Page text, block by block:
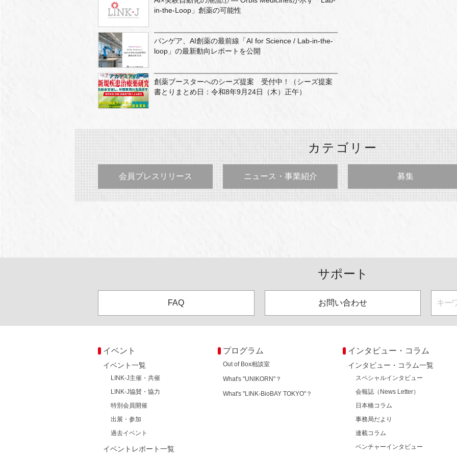
in-the-Loop」創薬の可能性
パンゲア、AI創薬の最前線「AI for Science / Lab-in-the-
loop」の最新動向レポートを公開
創薬ブースターへのシーズ提案 受付中！（シーズ提案
書とりまとめ日：令和8年9月24日（木）正午）
カテゴリー
会員プレスリリース ニュース・事業紹介 募集
サポート
FAQ お問い合わせ
イベント
イベント一覧
LINK-J主催・共催
LINK-J協賛・協力
特別会員開催
出展・参加
過去イベント
イベントレポート一覧
プログラム
Out of Box相談室
What's "UNIKORN"？
What's "LINK-BioBAY TOKYO"？
インタビュー・コラム
インタビュー・コラム一覧
スペシャルインタビュー
会報誌（News Letter）
日本橋コラム
事務局だより
連載コラム
ベンチャーインタビュー